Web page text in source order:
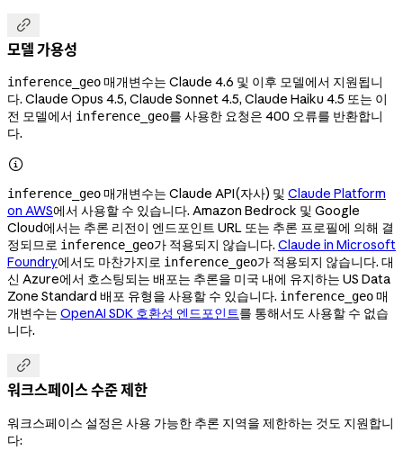

모델 가용성
inference_geo매개변수는 Claude 4.6 및 이후 모델에서 지원됩니
다. Claude Opus 4.5, Claude Sonnet 4.5, Claude Haiku 4.5 또는 이
전 모델에서 inference_geo를 사용한 요청은 400 오류를 반환합니
다.

inference_geo매개변수는 Claude API(자사) 및 Claude Platform
on AWS에서 사용할 수 있습니다. Amazon Bedrock 및 Google
Cloud에서는 추론 리전이 엔드포인트 URL 또는 추론 프로필에 의해 결
정되므로 inference_geo가 적용되지 않습니다. Claude in Microsoft
Foundry에서도 마찬가지로 inference_geo가 적용되지 않습니다. 대
신 Azure에서 호스팅되는 배포는 추론을 미국 내에 유지하는 US Data
Zone Standard 배포 유형을 사용할 수 있습니다. inference_geo매
개변수는 OpenAI SDK 호환성 엔드포인트를 통해서도 사용할 수 없습
니다.

워크스페이스 수준 제한
워크스페이스 설정은 사용 가능한 추론 지역을 제한하는 것도 지원합니
다: